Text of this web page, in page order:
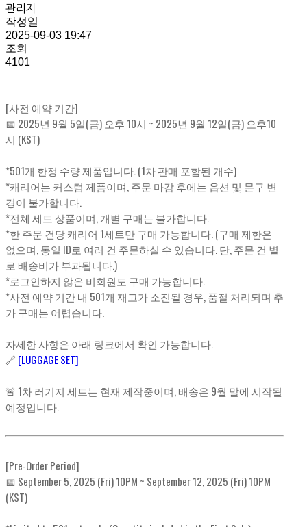
관리자
작성일
2025-09-03 19:47
조회
4101
[사전 예약 기간]
📅 2025년 9월 5일(금) 오후 10시 ~ 2025년 9월 12일(금) 오후10
시 (KST)
*501개 한정 수량 제품입니다. (1차 판매 포함된 개수)
*캐리어는 커스텀 제품이며, 주문 마감 후에는 옵션 및 문구 변
경이 불가합니다.
*전체 세트 상품이며, 개별 구매는 불가합니다.
*한 주문 건당 캐리어 1세트만 구매 가능합니다. (구매 제한은
없으며, 동일 ID로 여러 건 주문하실 수 있습니다. 단, 주문 건 별
로 배송비가 부과됩니다.)
*로그인하지 않은 비회원도 구매 가능합니다.
*사전 예약 기간 내 501개 재고가 소진될 경우, 품절 처리되며 추
가 구매는 어렵습니다.
자세한 사항은 아래 링크에서 확인 가능합니다.
🔗 [LUGGAGE SET]
🚨 1차 러기지 세트는 현재 제작중이며, 배송은 9월 말에 시작될
예정입니다.
[Pre-Order Period]
📅 September 5, 2025 (Fri) 10PM ~ September 12, 2025 (Fri) 10PM
(KST)